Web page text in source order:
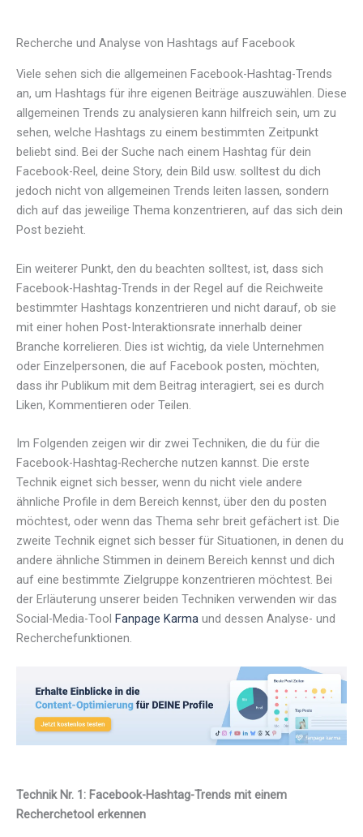
Recherche und Analyse von Hashtags auf Facebook
Viele sehen sich die allgemeinen Facebook-Hashtag-Trends
an, um Hashtags für ihre eigenen Beiträge auszuwählen. Diese
allgemeinen Trends zu analysieren kann hilfreich sein, um zu
sehen, welche Hashtags zu einem bestimmten Zeitpunkt
beliebt sind. Bei der Suche nach einem Hashtag für dein
Facebook-Reel, deine Story, dein Bild usw. solltest du dich
jedoch nicht von allgemeinen Trends leiten lassen, sondern
dich auf das jeweilige Thema konzentrieren, auf das sich dein
Post bezieht.
Ein weiterer Punkt, den du beachten solltest, ist, dass sich
Facebook-Hashtag-Trends in der Regel auf die Reichweite
bestimmter Hashtags konzentrieren und nicht darauf, ob sie
mit einer hohen Post-Interaktionsrate innerhalb deiner
Branche korrelieren. Dies ist wichtig, da viele Unternehmen
oder Einzelpersonen, die auf Facebook posten, möchten,
dass ihr Publikum mit dem Beitrag interagiert, sei es durch
Liken, Kommentieren oder Teilen.
Im Folgenden zeigen wir dir zwei Techniken, die du für die
Facebook-Hashtag-Recherche nutzen kannst. Die erste
Technik eignet sich besser, wenn du nicht viele andere
ähnliche Profile in dem Bereich kennst, über den du posten
möchtest, oder wenn das Thema sehr breit gefächert ist. Die
zweite Technik eignet sich besser für Situationen, in denen du
andere ähnliche Stimmen in deinem Bereich kennst und dich
auf eine bestimmte Zielgruppe konzentrieren möchtest. Bei
der Erläuterung unserer beiden Techniken verwenden wir das
Social-Media-Tool Fanpage Karma und dessen Analyse- und
Recherchefunktionen.
Technik Nr. 1: Facebook-Hashtag-Trends mit einem
Recherchetool erkennen